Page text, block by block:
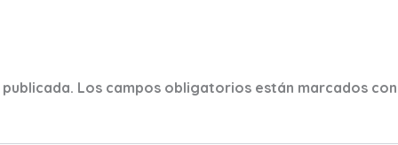
Los campos obligatorios están marcados